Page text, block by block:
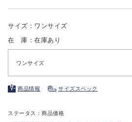
サイズ：ワンサイズ
在 庫：在庫あり
ワンサイズ
商品情報 サイズスペック
ステータス：商品価格